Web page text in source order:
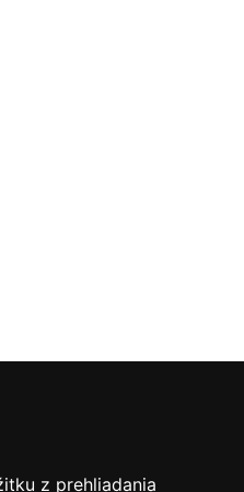
z prehliadania